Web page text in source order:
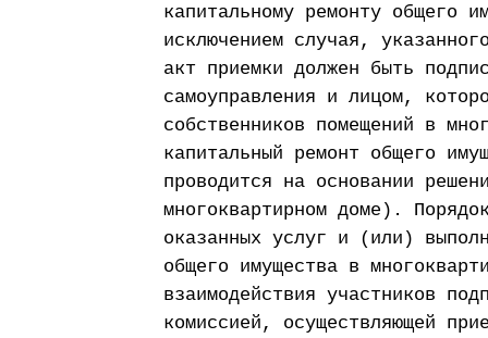
капитальному ремонту общего
исключением случая,
акт приемки должен быть
самоуправления и лицом,
собственников помещений в
капитальный ремонт общего
проводится на основании
многоквартирном доме).
оказанных услуг и (или)
общего имущества в
взаимодействия участников
комиссией, осуществляющей